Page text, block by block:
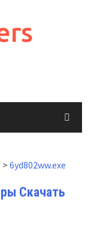
> 6yd802ww.exe
Скачать